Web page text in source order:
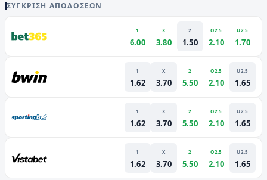
ΣΎΓΚΡΙΣΗ ΑΠΟΔΌΣΕΩΝ
1
6.00
X
3.80
2
1.50
O2.5
2.10
U2.5
1.70
1
1.62
X
3.70
2
5.50
O2.5
2.10
U2.5
1.65
1
1.62
X
3.70
2
5.50
O2.5
2.10
U2.5
1.65
1
1.62
X
3.70
2
5.50
O2.5
2.10
U2.5
1.65